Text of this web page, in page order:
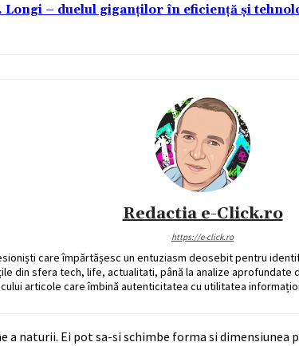
– duelul giganților în eficiență și
Redactia e-Click.ro
https://e-click.ro
care împărtășesc un entuziasm deosebit pentru
din sfera tech, life, actualitati, până la analize aprofundate
articole care îmbină autenticitatea cu utilitatea
a naturii. Ei pot sa-si schimbe forma si